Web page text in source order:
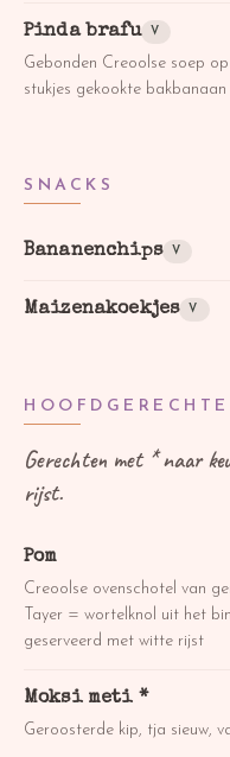
Pinda brafu V
Gebonden Creoolse soep
stukjes gekookte bakbanaan
SNACKS
Bananenchips V
Maizenakoekjes V
Gerechten met * naar
rijst.
Pom
Creoolse ovenschotel van
Tayer = wortelknol uit het
geserveerd met witte rijst
Moksi meti *
Geroosterde kip, tja sieuw,